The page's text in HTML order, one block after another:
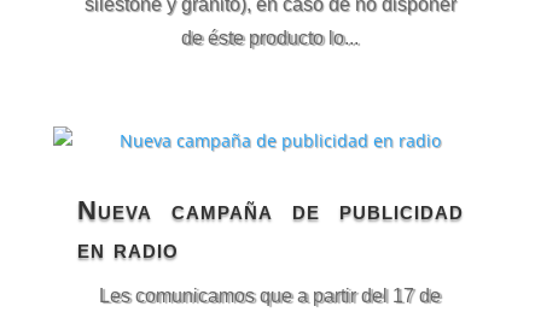
silestone y granito), en caso de no disponer
de éste producto lo...
Nueva campaña de publicidad
en radio
Les comunicamos que a partir del 17 de